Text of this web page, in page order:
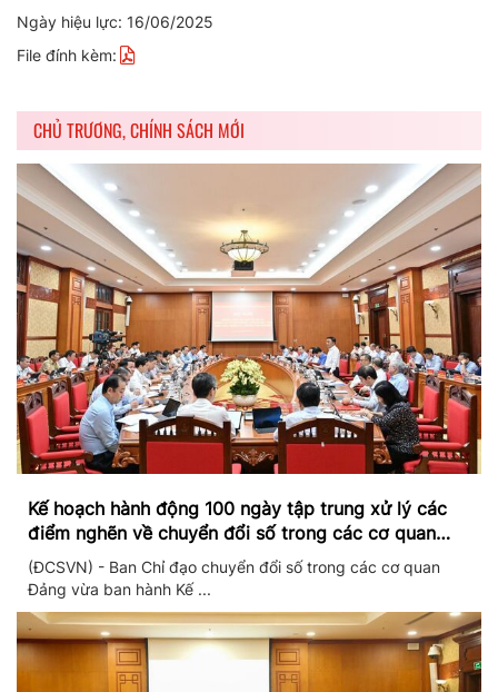
Ngày hiệu lực: 16/06/2025
File đính kèm:
CHỦ TRƯƠNG, CHÍNH SÁCH MỚI
Kế hoạch hành động 100 ngày tập trung xử lý các
điểm nghẽn về chuyển đổi số trong các cơ quan
Đảng
(ĐCSVN) - Ban Chỉ đạo chuyển đổi số trong các cơ quan
Đảng vừa ban hành Kế ...